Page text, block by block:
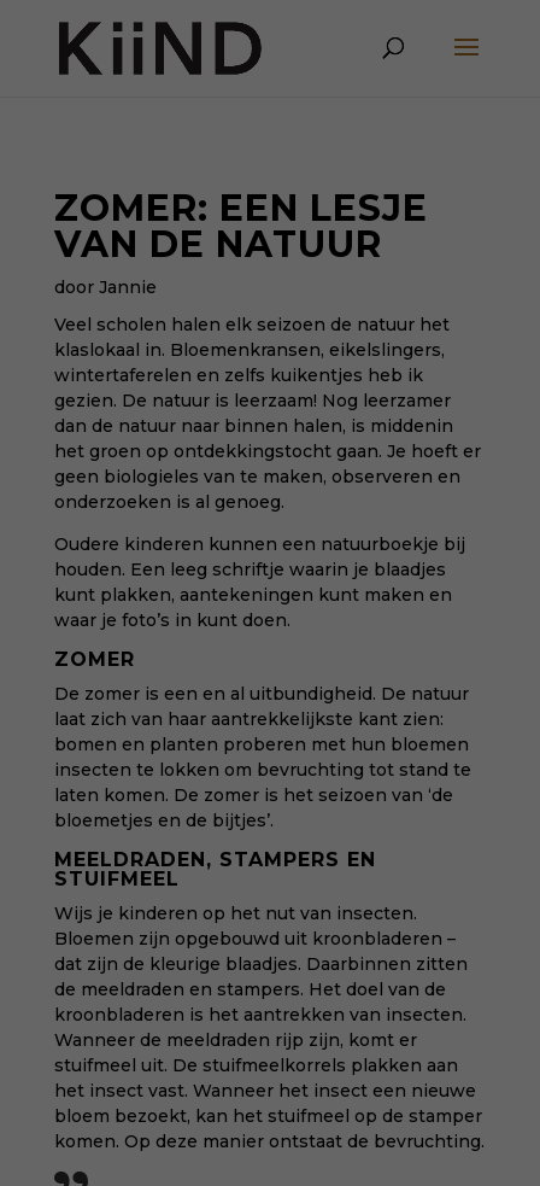
ZOMER: EEN LESJE
VAN DE NATUUR
door Jannie
Veel scholen halen elk seizoen de natuur het
klaslokaal in. Bloemenkransen, eikelslingers,
wintertaferelen en zelfs kuikentjes heb ik
gezien. De natuur is leerzaam! Nog leerzamer
dan de natuur naar binnen halen, is middenin
het groen op ontdekkingstocht gaan. Je hoeft er
geen biologieles van te maken, observeren en
onderzoeken is al genoeg.
Oudere kinderen kunnen een natuurboekje bij
houden. Een leeg schriftje waarin je blaadjes
kunt plakken, aantekeningen kunt maken en
waar je foto’s in kunt doen.
ZOMER
De zomer is een en al uitbundigheid. De natuur
laat zich van haar aantrekkelijkste kant zien:
bomen en planten proberen met hun bloemen
insecten te lokken om bevruchting tot stand te
laten komen. De zomer is het seizoen van ‘de
bloemetjes en de bijtjes’.
MEELDRADEN, STAMPERS EN
STUIFMEEL
Wijs je kinderen op het nut van insecten.
Bloemen zijn opgebouwd uit kroonbladeren –
dat zijn de kleurige blaadjes. Daarbinnen zitten
de meeldraden en stampers. Het doel van de
kroonbladeren is het aantrekken van insecten.
Wanneer de meeldraden rijp zijn, komt er
stuifmeel uit. De stuifmeelkorrels plakken aan
het insect vast. Wanneer het insect een nieuwe
bloem bezoekt, kan het stuifmeel op de stamper
komen. Op deze manier ontstaat de bevruchting.